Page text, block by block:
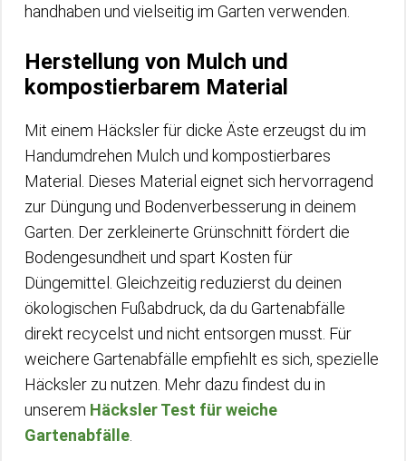
handhaben und vielseitig im Garten verwenden.
Herstellung von Mulch und
kompostierbarem Material
Mit einem Häcksler für dicke Äste erzeugst du im
Handumdrehen Mulch und kompostierbares
Material. Dieses Material eignet sich hervorragend
zur Düngung und Bodenverbesserung in deinem
Garten. Der zerkleinerte Grünschnitt fördert die
Bodengesundheit und spart Kosten für
Düngemittel. Gleichzeitig reduzierst du deinen
ökologischen Fußabdruck, da du Gartenabfälle
direkt recycelst und nicht entsorgen musst. Für
weichere Gartenabfälle empfiehlt es sich, spezielle
Häcksler zu nutzen. Mehr dazu findest du in
unserem Häcksler Test für weiche
Gartenabfälle